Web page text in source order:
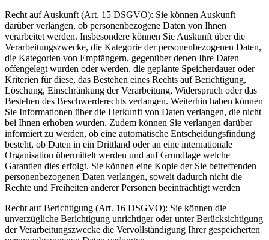
Recht auf Auskunft (Art. 15 DSGVO): Sie können Auskunft
darüber verlangen, ob personenbezogene Daten von Ihnen
verarbeitet werden. Insbesondere können Sie Auskunft über die
Verarbeitungszwecke, die Kategorie der personenbezogenen Daten,
die Kategorien von Empfängern, gegenüber denen Ihre Daten
offengelegt wurden oder werden, die geplante Speicherdauer oder
Kriterien für diese, das Bestehen eines Rechts auf Berichtigung,
Löschung, Einschränkung der Verarbeitung, Widerspruch oder das
Bestehen des Beschwerderechts verlangen. Weiterhin haben können
Sie Informationen über die Herkunft von Daten verlangen, die nicht
bei Ihnen erhoben wurden. Zudem können Sie verlangen darüber
informiert zu werden, ob eine automatische Entscheidungsfindung
besteht, ob Daten in ein Drittland oder an eine internationale
Organisation übermittelt werden und auf Grundlage welche
Garantien dies erfolgt. Sie können eine Kopie der Sie betreffenden
personenbezogenen Daten verlangen, soweit dadurch nicht die
Rechte und Freiheiten anderer Personen beeinträchtigt werden
Recht auf Berichtigung (Art. 16 DSGVO): Sie können die
unverzügliche Berichtigung unrichtiger oder unter Berücksichtigung
der Verarbeitungszwecke die Vervollständigung Ihrer gespeicherten